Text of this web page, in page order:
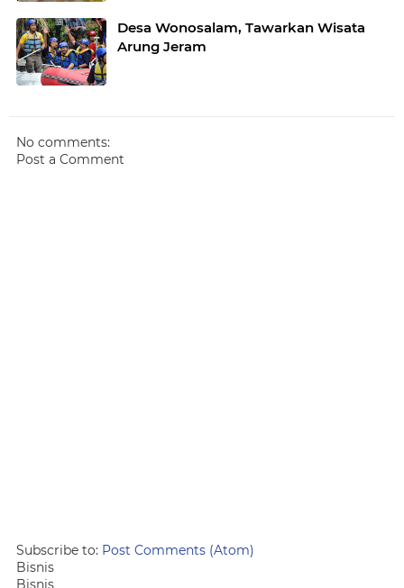
Desa Wonosalam, Tawarkan Wisata
Arung Jeram
No comments:
Post a Comment
Subscribe to: Post Comments (Atom)
Bisnis
Bisnis